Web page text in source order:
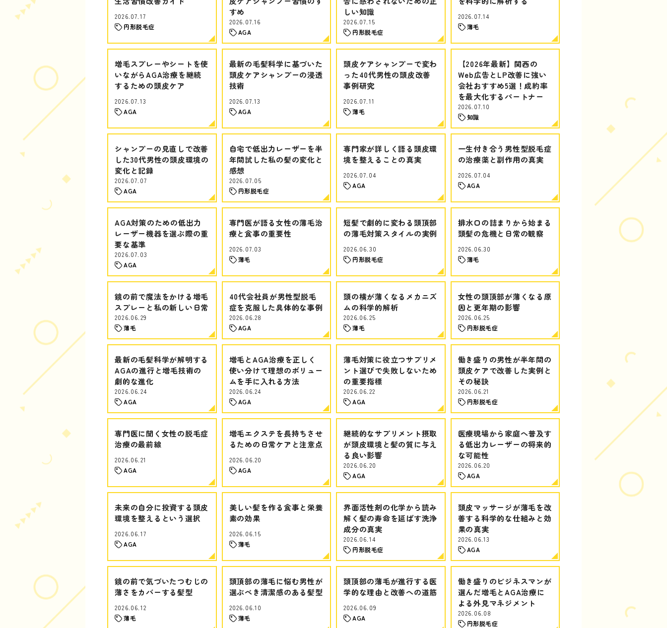
2026.07.17
円形脱毛症
すめ
2026.07.16
AGA
しい知識
2026.07.15
円形脱毛症
2026.07.14
薄毛
増毛スプレーやシートを使
いながらAGA治療を継続
するための頭皮ケア
2026.07.13
AGA
最新の毛髪科学に基づいた
頭皮ケアシャンプーの浸透
技術
2026.07.13
AGA
頭皮ケアシャンプーで変わ
った40代男性の頭皮改善
事例研究
2026.07.11
薄毛
【2026年最新】関西の
Web広告とLP改善に強い
会社おすすめ5選！成約率
を最大化するパートナー
2026.07.10
知識
シャンプーの見直しで改善
した30代男性の頭皮環境の
変化と記録
2026.07.07
AGA
自宅で低出力レーザーを半
年間試した私の髪の変化と
感想
2026.07.05
円形脱毛症
専門家が詳しく語る頭皮環
境を整えることの真実
2026.07.04
AGA
一生付き合う男性型脱毛症
の治療薬と副作用の真実
2026.07.04
AGA
AGA対策のための低出力
レーザー機器を選ぶ際の重
要な基準
2026.07.03
AGA
専門医が語る女性の薄毛治
療と食事の重要性
2026.07.03
薄毛
短髪で劇的に変わる頭頂部
の薄毛対策スタイルの実例
2026.06.30
円形脱毛症
排水口の詰まりから始まる
頭髪の危機と日常の観察
2026.06.30
薄毛
鏡の前で魔法をかける増毛
スプレーと私の新しい日常
2026.06.29
薄毛
40代会社員が男性型脱毛
症を克服した具体的な事例
2026.06.28
AGA
頭の横が薄くなるメカニズ
ムの科学的解析
2026.06.25
薄毛
女性の頭頂部が薄くなる原
因と更年期の影響
2026.06.25
円形脱毛症
最新の毛髪科学が解明する
AGAの進行と増毛技術の
劇的な進化
2026.06.24
AGA
増毛とAGA治療を正しく
使い分けて理想のボリュー
ムを手に入れる方法
2026.06.24
AGA
薄毛対策に役立つサプリメ
ント選びで失敗しないため
の重要指標
2026.06.22
AGA
働き盛りの男性が半年間の
頭皮ケアで改善した実例と
その秘訣
2026.06.21
円形脱毛症
専門医に聞く女性の脱毛症
治療の最前線
2026.06.21
AGA
増毛エクステを長持ちさせ
るための日常ケアと注意点
2026.06.20
AGA
継続的なサプリメント摂取
が頭皮環境と髪の質に与え
る良い影響
2026.06.20
AGA
医療現場から家庭へ普及す
る低出力レーザーの将来的
な可能性
2026.06.20
AGA
未来の自分に投資する頭皮
環境を整えるという選択
2026.06.17
AGA
美しい髪を作る食事と栄養
素の効果
2026.06.15
薄毛
界面活性剤の化学から読み
解く髪の寿命を延ばす洗浄
成分の真実
2026.06.14
円形脱毛症
頭皮マッサージが薄毛を改
善する科学的な仕組みと効
果の真実
2026.06.13
AGA
鏡の前で気づいたつむじの
薄さをカバーする髪型
2026.06.12
薄毛
頭頂部の薄毛に悩む男性が
選ぶべき清潔感のある髪型
2026.06.10
薄毛
頭頂部の薄毛が進行する医
学的な理由と改善への道筋
2026.06.09
AGA
働き盛りのビジネスマンが
選んだ増毛とAGA治療に
よる外見マネジメント
2026.06.08
円形脱毛症